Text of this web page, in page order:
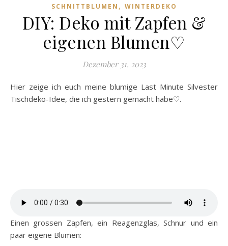
SCHNITTBLUMEN , WINTERDEKO
DIY: Deko mit Zapfen &
eigenen Blumen♡
Dezember 31, 2023
Hier zeige ich euch meine blumige Last Minute Silvester
Tischdeko-Idee, die ich gestern gemacht habe♡.
Einen grossen Zapfen, ein Reagenzglas, Schnur und ein
paar eigene Blumen: